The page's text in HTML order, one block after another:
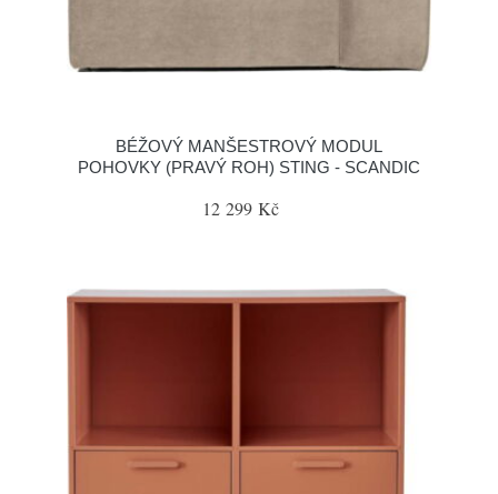
BÉŽOVÝ MANŠESTROVÝ MODUL
POHOVKY (PRAVÝ ROH) STING - SCANDIC
12 299 Kč